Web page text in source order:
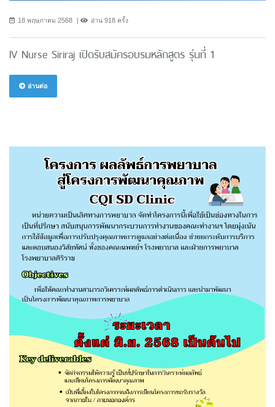
18 พฤษภาคม 2568 อ่าน 918 ครั้ง
IV Nurse Siriraj เปิดรับสมัครอบรมหลักสูตร รุ่นที่ 1
อ่านต่อ